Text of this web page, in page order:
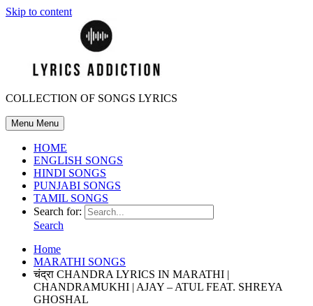
Skip to content
COLLECTION OF SONGS LYRICS
Menu Menu
HOME
ENGLISH SONGS
HINDI SONGS
PUNJABI SONGS
TAMIL SONGS
Search for:
Search
Home
MARATHI SONGS
चंद्रा CHANDRA LYRICS IN MARATHI |
CHANDRAMUKHI | AJAY – ATUL FEAT. SHREYA
GHOSHAL